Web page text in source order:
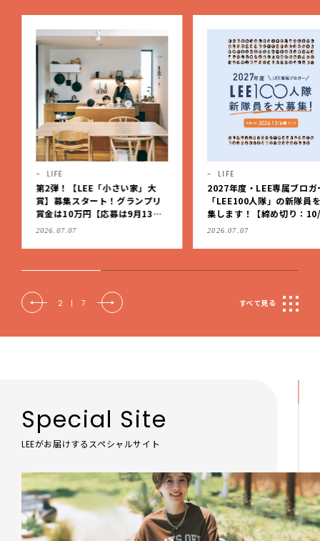
LIFE
第2弾！【LEE「小さい家」大
賞】募集スタート！グランプリ
賞金は10万円【応募は9月13日
（日）まで】
2026.07.07
LIFE
2027年度・LEE専属ブロガ
「LEE100人隊」の新隊員
集します！【締め切り：
（火）】
2026.07.07
2 | 7 すべて見る
Special Site
LEEがお届けするスペシャルサイト